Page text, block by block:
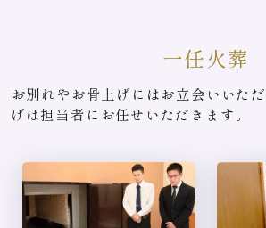
一任火葬
お別れやお骨上げにはお立会いいた
げは担当者にお任せいただきます。